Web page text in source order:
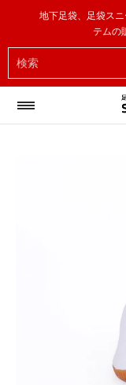
メインコンテンツへス
足袋スニーカー
地下足袋、足袋ス
テムの
検索